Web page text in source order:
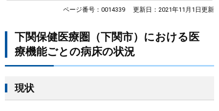
教育・文化・スポーツ
まちづくり
ページ番号：0014339 更新日：2021年11月1日更新
下関保健医療圏（下関市）における医
療機能ごとの病床の状況
現状